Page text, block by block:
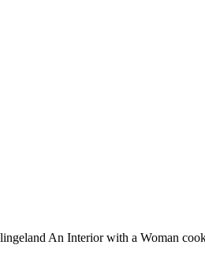
An Interior with a Woman